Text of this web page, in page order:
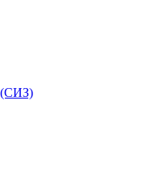
(СИЗ)